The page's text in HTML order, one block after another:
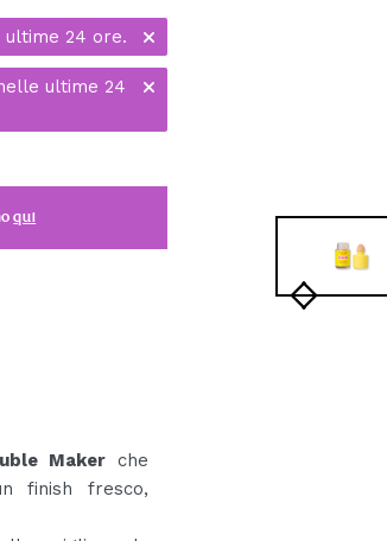
ultime 24 ore.
ultime 24
qui
Maker che
finish fresco,